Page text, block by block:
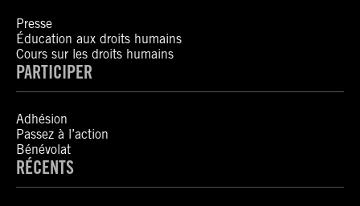
Presse
Éducation aux droits humains
Cours sur les droits humains
PARTICIPER
Adhésion
Passez à l’action
Bénévolat
RÉCENTS